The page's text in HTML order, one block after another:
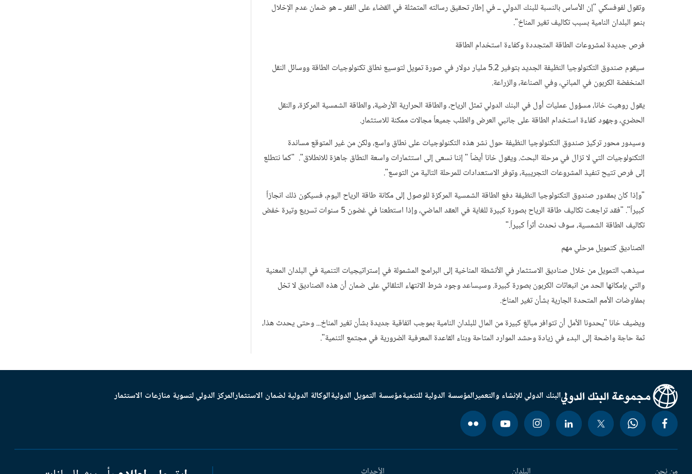
وتقول لفوفسكي "إن الأساس بالنسبة للبنك الدولي ــ في إطار تحقيق رسالته المتمثلة في القضاء على الفقر ــ هو ضمان عدم الإخلال
بنمو البلدان النامية بسبب تكاليف تغير المناخ".
فرص جديدة لمشروعات الطاقة المتجددة وكفاءة استخدام الطاقة
سيقوم صندوق التكنولوجيا النظيفة الجديد بتوفير 5.2 مليار دولار في صورة تمويل لتوسيع نطاق تكنولوجيات الطاقة ووسائل النقل
المنخفضة الكربون في المباني، وفي الصناعة، والزراعة.
يقول روهيت خانا، مسؤول عمليات أول في البنك الدولي تمثل الرياح، والطاقة الحرارية الأرضية، والطاقة الشمسية المركزة، والنقل
الحضري، وجهود كفاءة استخدام الطاقة على جانبي العرض والطلب جميعاً مجالات ممكنة للاستثمار.
وسيدور محور تركيز صندوق التكنولوجيا النظيفة حول نشر هذه التكنولوجيات على نطاق واسع، ولكن من غير المتوقع مساندة
التكنولوجيات التي لا تزال في مرحلة البحث. ويقول خانا أيضاً " إننا نسعى إلى استثمارات واسعة النطاق جاهزة للانطلاق". "كما نتطلع
إلى فرص تتيح تنفيذ المشروعات التجريبية، وتوفر الاستعدادات للمرحلة التالية من التوسع".
"وإذا كان بمقدور صندوق التكنولوجيا النظيفة دفع الطاقة الشمسية المركزة للوصول إلى مكانة طاقة الرياح اليوم، فسيكون ذلك انجازاً
كبيراً". "فقد تراجعت تكاليف طاقة الرياح بصورة كبيرة للغاية في العقد الماضي، وإذا استطعنا في غضون 5 سنوات تسريع وتيرة خفض
تكاليف الطاقة الشمسية، سوف نحدث أثراً كبيراً."
الصناديق كتمويل مرحلي مهم
سيذهب التمويل من خلال صناديق الاستثمار في الأنشطة المناخية إلى البرامج المشمولة في إستراتيجيات التنمية في البلدان المعنية
والتي بإمكانها الحد من انبعاثات الكربون بصورة كبيرة. وسيساعد وجود شرط الانتهاء التلقائي على ضمان أن هذه الصناديق لا تخل
بمفاوضات الأمم المتحدة الجارية بشأن تغير المناخ.
ويضيف خانا "يحدونا الأمل أن تتوافر مبالغ كبيرة من المال للبلدان النامية بموجب اتفاقية جديدة بشأن تغير المناخ... وحتى يحدث هذا،
ثمة حاجة واضحة إلى البدء في زيادة وحشد الموارد المتاحة وبناء القاعدة المعرفية الضرورية في مجتمع التنمية".
البنك الدولي للإنشاء والتعميرالمؤسسة الدولية للتنميةمؤسسة التمويل الدوليةالوكالة الدولية لضمان الاستثمارالمركز الدولي لتسوية منازعات الاستثمار